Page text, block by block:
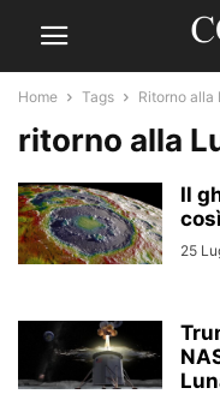
Home Tags Ritorno alla
ritorno alla
Il
25